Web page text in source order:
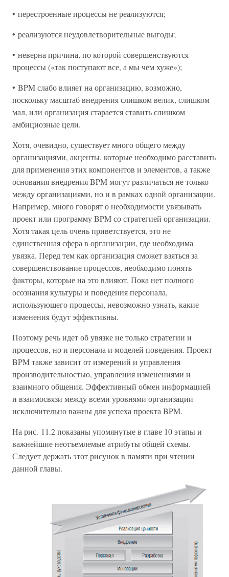
• перестроенные процессы не реализуются;
• реализуются неудовлетворительные выгоды;
• неверна причина, по которой совершенствуются
процессы («так поступают все, а мы чем хуже»);
• BPM слабо влияет на организацию, возможно,
поскольку масштаб внедрения слишком велик, слишком
мал, или организация старается ставить слишком
амбициозные цели.
Хотя, очевидно, существует много общего между
организациями, акценты, которые необходимо расставить
для применения этих компонентов и элементов, а также
основания внедрения BPM могут различаться не только
между организациями, но и в рамках одной организации.
Например, много говорят о необходимости увязывать
проект или программу BPM со стратегией организации.
Хотя такая цель очень приветствуется, это не
единственная сфера в организации, где необходима
увязка. Перед тем как организация сможет взяться за
совершенствование процессов, необходимо понять
факторы, которые на это влияют. Пока нет полного
осознания культуры и поведения персонала,
использующего процессы, невозможно узнать, какие
изменения будут эффективны.
Поэтому речь идет об увязке не только стратегии и
процессов, но и персонала и моделей поведения. Проект
BPM также зависит от измерений и управления
производительностью, управления изменениями и
взаимного общения. Эффективный обмен информацией
и взаимосвязи между всеми уровнями организации
исключительно важны для успеха проекта BPM.
На рис. 11.2 показаны упомянутые в главе 10 этапы и
важнейшие неотъемлемые атрибуты общей схемы.
Следует держать этот рисунок в памяти при чтении
данной главы.